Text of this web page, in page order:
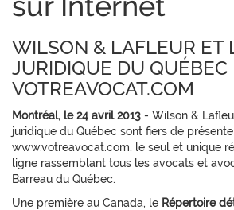
WILSON & LAFLEUR ET
JURIDIQUE DU
VOTREAVOCAT.COM
Montréal, le 24 avril 2013 - Wilson &
juridique du Québec sont fiers de
www.votreavocat.com, le seul et unique
ligne rassemblant tous les avocats et
Barreau du Québec.
Une première au Canada, le Répertoire